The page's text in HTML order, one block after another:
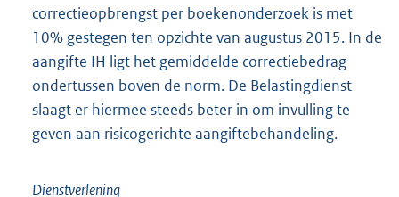
correctieopbrengst per boekenonderzoek is met
10% gestegen ten opzichte van augustus 2015. In de
aangifte IH ligt het gemiddelde correctiebedrag
ondertussen boven de norm. De Belastingdienst
slaagt er hiermee steeds beter in om invulling te
geven aan risicogerichte aangiftebehandeling.
Dienstverlening